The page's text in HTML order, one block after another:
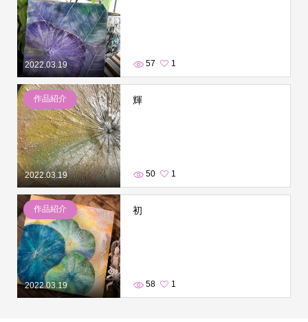
2022.03.19 57 1
2022.03.19
作品紹介 輝
50 1
2022.03.19
作品紹介 初
58 1